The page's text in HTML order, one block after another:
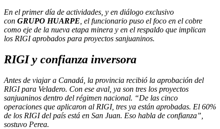
En el primer día de actividades, y en diálogo exclusivo
con GRUPO HUARPE , el funcionario puso el foco en el cobre
como eje de la nueva etapa minera y en el respaldo que implican
los RIGI aprobados para proyectos sanjuaninos.
RIGI y confianza inversora
Antes de viajar a Canadá, la provincia recibió la aprobación del
RIGI para Veladero. Con ese aval, ya son tres los proyectos
sanjuaninos dentro del régimen nacional. “De las cinco
operaciones que aplicaron al RIGI, tres ya están aprobadas. El 60%
de los RIGI del país está en San Juan. Eso habla de confianza”,
sostuvo Perea.